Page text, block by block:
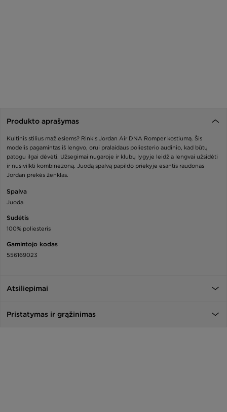
Produkto aprašymas
Kultinis stilius mažiesiems? Rinkis Jordan Air DNA Romper kostiumą. Šis
modelis pagamintas iš lengvo, orui pralaidaus poliesterio audinio, kad būtų
patogu ilgai dėvėti. Užsegimai nugaroje ir klubų lygyje leidžia lengvai užsidėti
ir nusivilkti kombinezoną. Juodą spalvą papildo priekyje esantis raudonas
Jordan prekės ženklas.
Spalva
Juoda
Sudėtis
100% poliesteris
Gamintojo kodas
556169023
Atsiliepimai
Pristatymas ir grąžinimas